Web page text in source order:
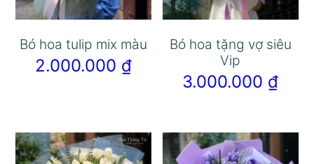
Bó hoa tulip mix màu
2.000.000 ₫
Bó hoa tặng vợ siêu
Vip
3.000.000 ₫